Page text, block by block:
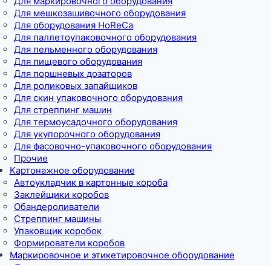
Для мешкозашивочного оборудования
Для оборудования HoReCa
Для паллетоупаковочного оборудования
Для пельменного оборудования
Для пищевого оборудования
Для поршневых дозаторов
Для роликовых запайщиков
Для скин упаковочного оборудования
Для стреппинг машин
Для термоусадочного оборудования
Для укупорочного оборудования
Для фасовочно-упаковочного оборудования
Прочие
Картонажное оборудование
Автоукладчик в картонные короба
Заклейщики коробов
Обандероливатели
Стреппинг машины
Упаковщик коробок
Формирователи коробов
Маркировочное и этикетировочное оборудование